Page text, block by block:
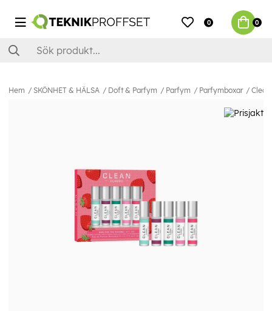
0 0
Hem SKÖNHET & HÄLSA Doft & Parfym Parfym Parfymboxar